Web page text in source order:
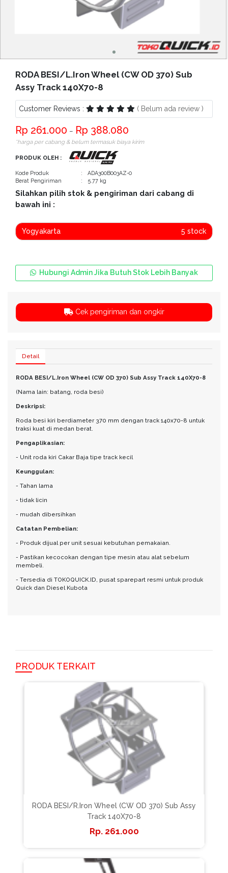
RODA BESI/L.Iron Wheel (CW OD 370) Sub
Assy Track 140X70-8
Customer Reviews : ( Belum ada review )
261.000 − 388.080
*harga per cabang & belum termasuk biaya kirim
PRODUK OLEH :
Kode Produk
: ADA300B003AZ-0
Berat Pengiriman
: 5.77 kg
Silahkan pilih stok & pengiriman dari cabang di
bawah ini :
Yogyakarta 5 stock
Hubungi Admin Jika Butuh Stok Lebih Banyak
Cek pengiriman dan ongkir
Detail
RODA BESI/L.Iron Wheel (CW OD 370) Sub Assy Track 140X70-8
(Nama lain: batang, roda besi)
Deskripsi:
Roda besi kiri berdiameter 370 mm dengan track 140x70-8 untuk
traksi kuat di medan berat.
Pengaplikasian:
- Unit roda kiri Cakar Baja tipe track kecil
Keunggulan:
- Tahan lama
- tidak licin
- mudah dibersihkan
Catatan Pembelian:
- Produk dijual per unit sesuai kebutuhan pemakaian.
- Pastikan kecocokan dengan tipe mesin atau alat sebelum
membeli.
- Tersedia di TOKOQUICK.ID, pusat sparepart resmi untuk produk
Quick dan Diesel Kubota
PRODUK TERKAIT
RODA BESI/R.Iron Wheel (CW OD 370) Sub Assy
Track 140X70-8
261.000